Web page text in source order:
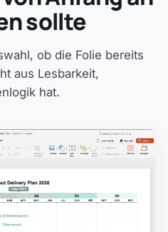
sollte
ob die Folie bereits
aus Lesbarkeit,
hat.